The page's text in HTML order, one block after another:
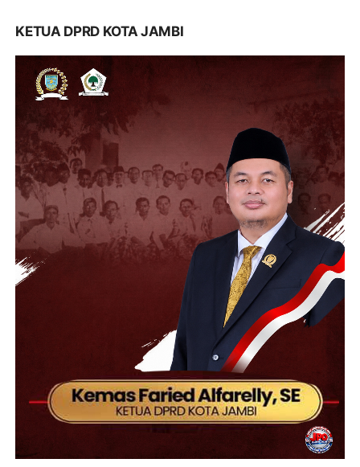
KETUA DPRD KOTA JAMBI